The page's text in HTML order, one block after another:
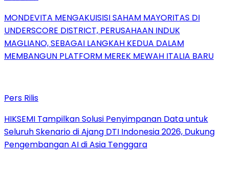
MONDEVITA MENGAKUISISI SAHAM MAYORITAS DI
UNDERSCORE DISTRICT, PERUSAHAAN INDUK
MAGLIANO, SEBAGAI LANGKAH KEDUA DALAM
MEMBANGUN PLATFORM MEREK MEWAH ITALIA BARU
Pers Rilis
HIKSEMI Tampilkan Solusi Penyimpanan Data untuk
Seluruh Skenario di Ajang DTI Indonesia 2026, Dukung
Pengembangan AI di Asia Tenggara